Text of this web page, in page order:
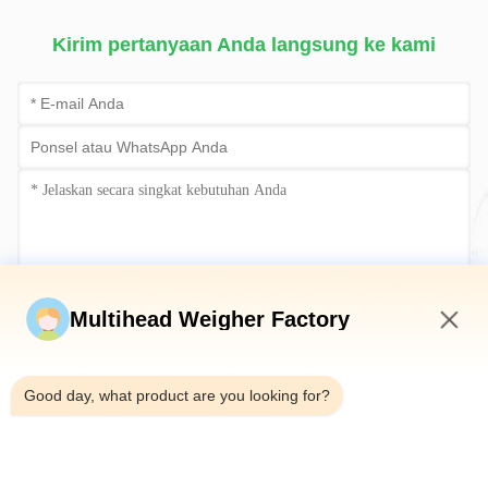
Kirim pertanyaan Anda langsung ke kami
Kirim sekarang
Multihead Weigher Factory
Good day, what product are you looking for?